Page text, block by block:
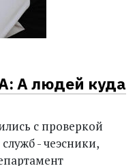
А людей куда
с проверкой
- че­эсники,